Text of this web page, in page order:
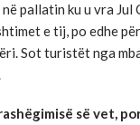
pallatin ku u vra Jul
e tij, po edhe
Sot turistët nga
së vet,